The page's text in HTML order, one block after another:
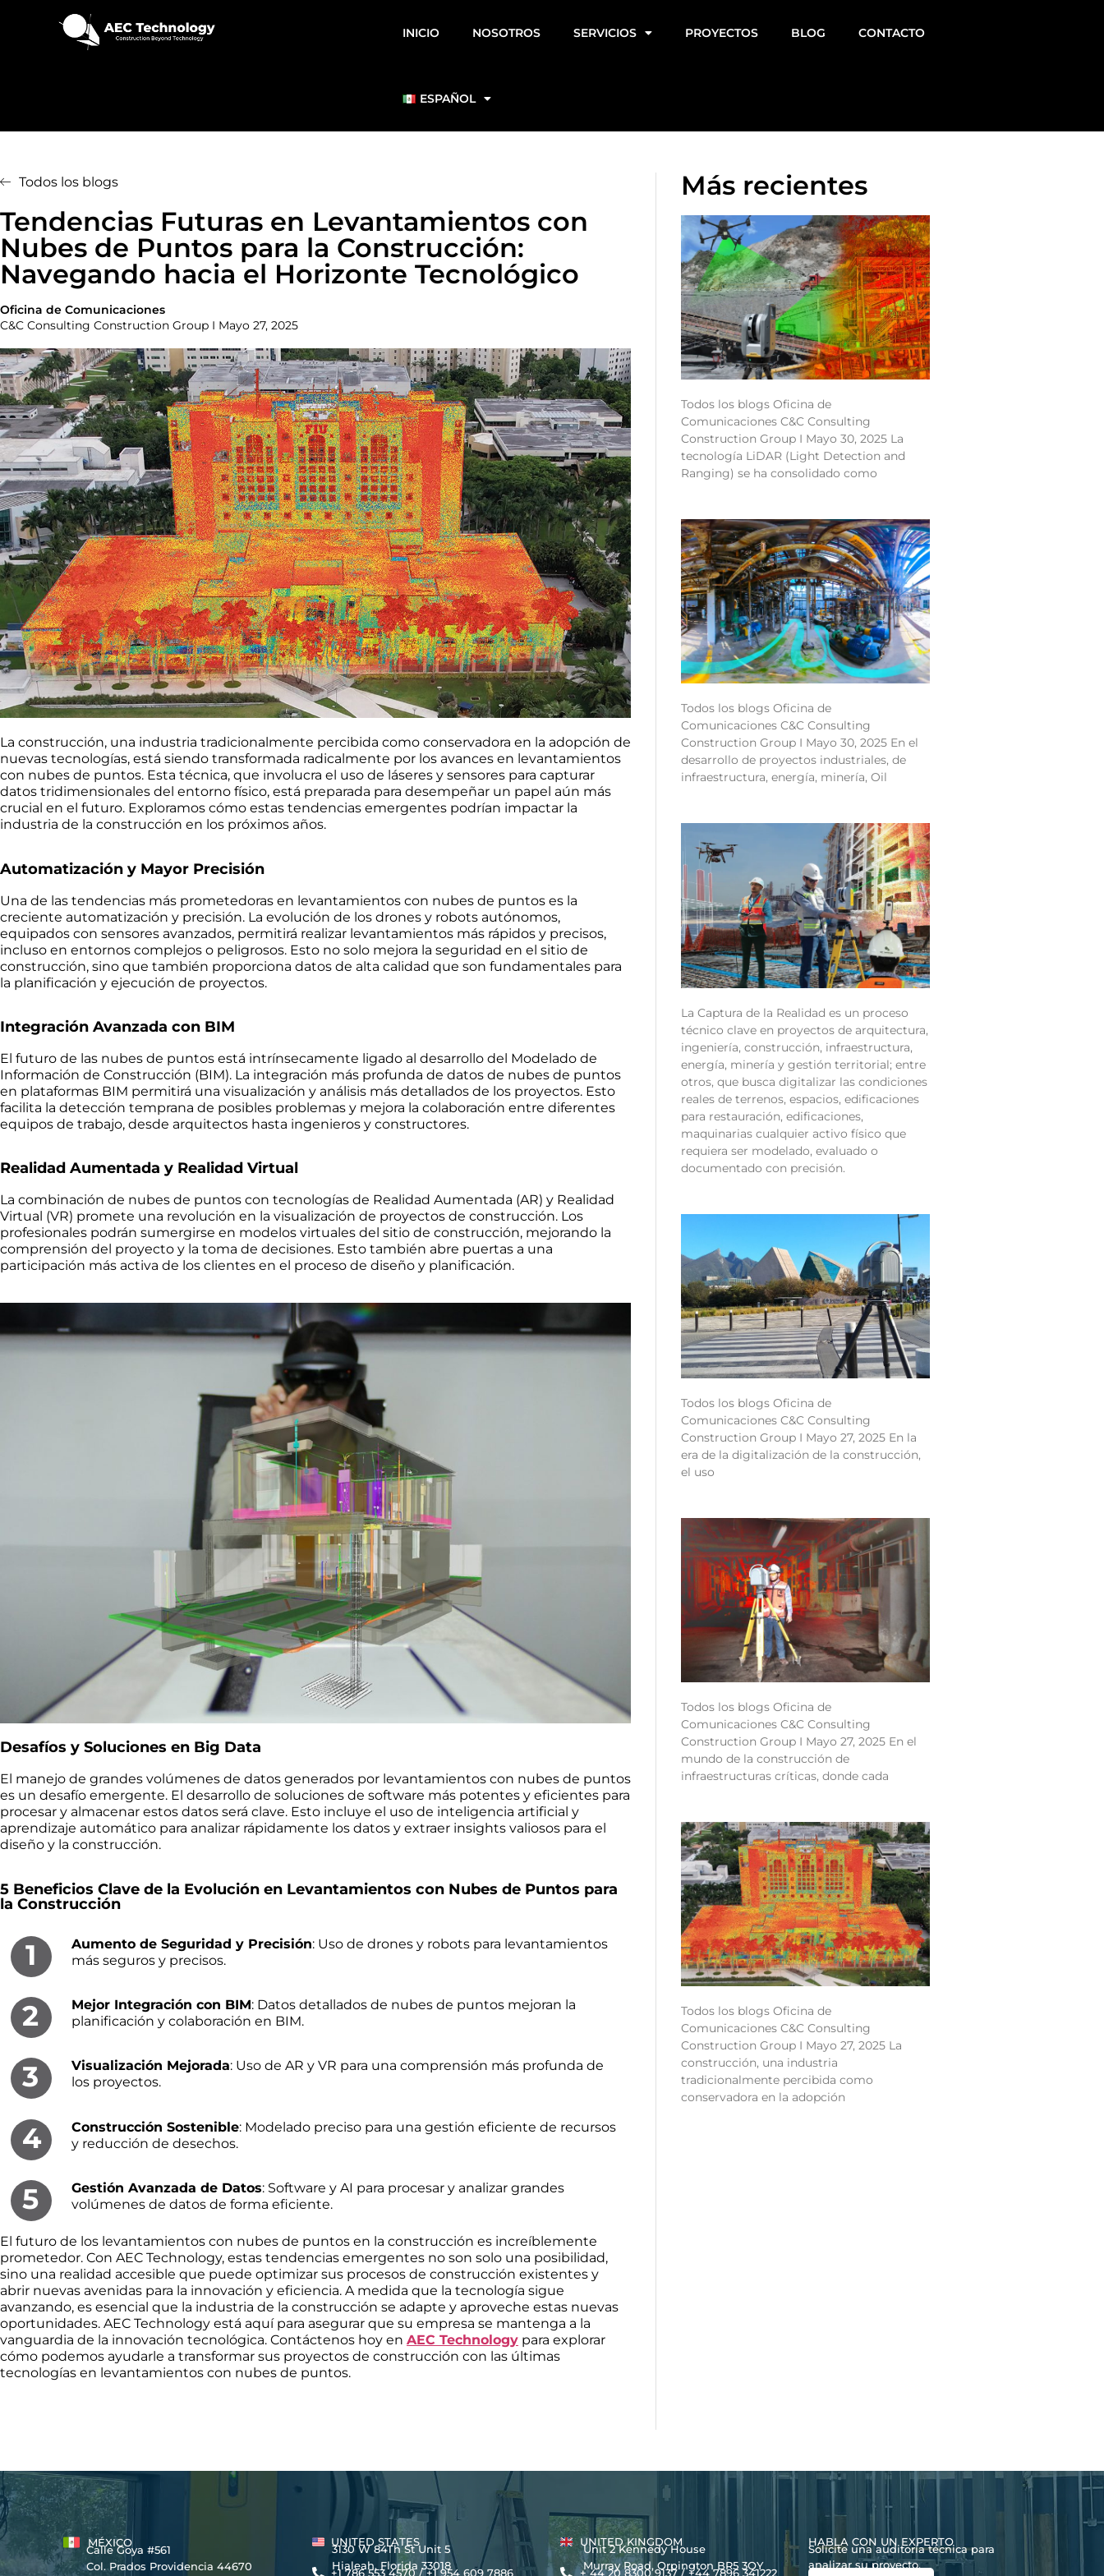
INICIO NOSOTROS SERVICIOS PROYECTOS BLOG CONTACTO
ESPAÑOL
Todos los blogs
Tendencias Futuras en Levantamientos con
Nubes de Puntos para la Construcción:
Navegando hacia el Horizonte Tecnológico
Oficina de Comunicaciones
C&C Consulting Construction Group I Mayo 27, 2025
La construcción, una industria tradicionalmente percibida como conservadora en la adopción de
nuevas tecnologías, está siendo transformada radicalmente por los avances en levantamientos
con nubes de puntos. Esta técnica, que involucra el uso de láseres y sensores para capturar
datos tridimensionales del entorno físico, está preparada para desempeñar un papel aún más
crucial en el futuro. Exploramos cómo estas tendencias emergentes podrían impactar la
industria de la construcción en los próximos años.
Automatización y Mayor Precisión
Una de las tendencias más prometedoras en levantamientos con nubes de puntos es la
creciente automatización y precisión. La evolución de los drones y robots autónomos,
equipados con sensores avanzados, permitirá realizar levantamientos más rápidos y precisos,
incluso en entornos complejos o peligrosos. Esto no solo mejora la seguridad en el sitio de
construcción, sino que también proporciona datos de alta calidad que son fundamentales para
la planificación y ejecución de proyectos.
Integración Avanzada con BIM
El futuro de las nubes de puntos está intrínsecamente ligado al desarrollo del Modelado de
Información de Construcción (BIM). La integración más profunda de datos de nubes de puntos
en plataformas BIM permitirá una visualización y análisis más detallados de los proyectos. Esto
facilita la detección temprana de posibles problemas y mejora la colaboración entre diferentes
equipos de trabajo, desde arquitectos hasta ingenieros y constructores.
Realidad Aumentada y Realidad Virtual
La combinación de nubes de puntos con tecnologías de Realidad Aumentada (AR) y Realidad
Virtual (VR) promete una revolución en la visualización de proyectos de construcción. Los
profesionales podrán sumergirse en modelos virtuales del sitio de construcción, mejorando la
comprensión del proyecto y la toma de decisiones. Esto también abre puertas a una
participación más activa de los clientes en el proceso de diseño y planificación.
Desafíos y Soluciones en Big Data
El manejo de grandes volúmenes de datos generados por levantamientos con nubes de puntos
es un desafío emergente. El desarrollo de soluciones de software más potentes y eficientes para
procesar y almacenar estos datos será clave. Esto incluye el uso de inteligencia artificial y
aprendizaje automático para analizar rápidamente los datos y extraer insights valiosos para el
diseño y la construcción.
5 Beneficios Clave de la Evolución en Levantamientos con Nubes de Puntos para
la Construcción
1 Aumento de Seguridad y Precisión: Uso de drones y robots para levantamientos
más seguros y precisos.
2 Mejor Integración con BIM: Datos detallados de nubes de puntos mejoran la
planificación y colaboración en BIM.
3 Visualización Mejorada: Uso de AR y VR para una comprensión más profunda de
los proyectos.
4 Construcción Sostenible: Modelado preciso para una gestión eficiente de recursos
y reducción de desechos.
5 Gestión Avanzada de Datos: Software y AI para procesar y analizar grandes
volúmenes de datos de forma eficiente.
El futuro de los levantamientos con nubes de puntos en la construcción es increíblemente
prometedor. Con AEC Technology, estas tendencias emergentes no son solo una posibilidad,
sino una realidad accesible que puede optimizar sus procesos de construcción existentes y
abrir nuevas avenidas para la innovación y eficiencia. A medida que la tecnología sigue
avanzando, es esencial que la industria de la construcción se adapte y aproveche estas nuevas
oportunidades. AEC Technology está aquí para asegurar que su empresa se mantenga a la
vanguardia de la innovación tecnológica. Contáctenos hoy en AEC Technology para explorar
cómo podemos ayudarle a transformar sus proyectos de construcción con las últimas
tecnologías en levantamientos con nubes de puntos.
Más recientes
Todos los blogs Oficina de
Comunicaciones C&C Consulting
Construction Group I Mayo 30, 2025 La
tecnología LiDAR (Light Detection and
Ranging) se ha consolidado como
Todos los blogs Oficina de
Comunicaciones C&C Consulting
Construction Group I Mayo 30, 2025 En el
desarrollo de proyectos industriales, de
infraestructura, energía, minería, Oil
La Captura de la Realidad es un proceso
técnico clave en proyectos de arquitectura,
ingeniería, construcción, infraestructura,
energía, minería y gestión territorial; entre
otros, que busca digitalizar las condiciones
reales de terrenos, espacios, edificaciones
para restauración, edificaciones,
maquinarias cualquier activo físico que
requiera ser modelado, evaluado o
documentado con precisión.
Todos los blogs Oficina de
Comunicaciones C&C Consulting
Construction Group I Mayo 27, 2025 En la
era de la digitalización de la construcción,
el uso
Todos los blogs Oficina de
Comunicaciones C&C Consulting
Construction Group I Mayo 27, 2025 En el
mundo de la construcción de
infraestructuras críticas, donde cada
Todos los blogs Oficina de
Comunicaciones C&C Consulting
Construction Group I Mayo 27, 2025 La
construcción, una industria
tradicionalmente percibida como
conservadora en la adopción
MÉXICO
Calle Goya #561
Col. Prados Providencia 44670
UNITED STATES
3130 W 84Th St Unit 5
Hialeah, Florida 33018
+1 786 553 4570 / +1 954 609 7886
UNITED KINGDOM
Unit 2 Kennedy House
Murray Road, Orpington BR5 3QY
+ 44 20 8300 9137 / +44 7896 341222
HABLA CON UN EXPERTO
Solicite una auditoría técnica para
analizar su proyecto.